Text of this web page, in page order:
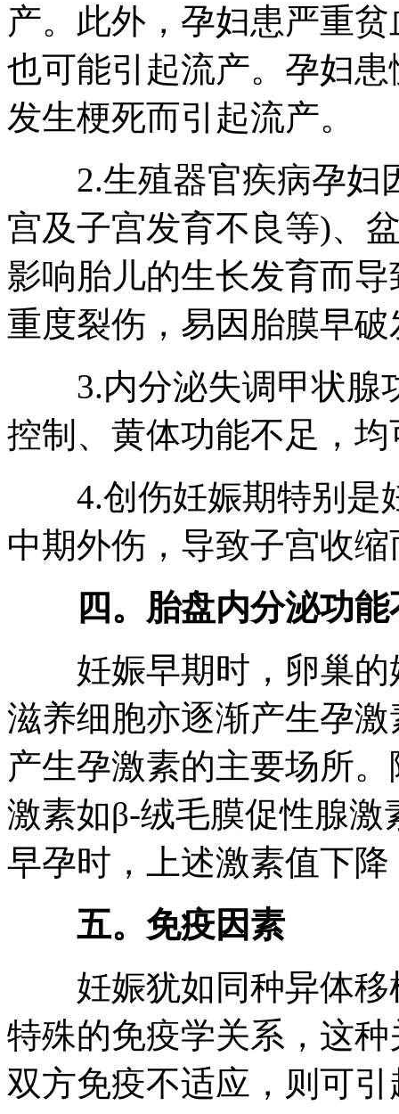
产。此外，孕妇患严重
也可能引起流产。孕妇
发生梗死而引起流产。
2.生殖器官疾病孕妇
宫及子宫发育不良等)、
影响胎儿的生长发育而
重度裂伤，易因胎膜早
3.内分泌失调甲状腺
控制、黄体功能不足，
4.创伤妊娠期特别是
中期外伤，导致子宫收
四。胎盘内分泌功能
妊娠早期时，卵巢的
滋养细胞亦逐渐产生孕
产生孕激素的主要场所
激素如β-绒毛膜促性腺
早孕时，上述激素值下
五。免疫因素
妊娠犹如同种异体移
特殊的免疫学关系，这
双方免疫不适应，则可